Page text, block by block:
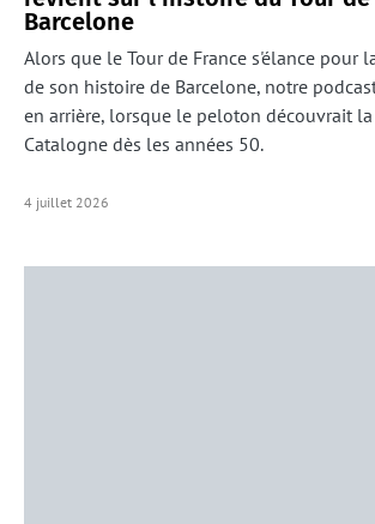
Barcelone
Alors que le Tour de France s'élance pour
de son histoire de Barcelone, notre
en arrière, lorsque le peloton découvrait
Catalogne dès les années 50.
4 juillet 2026